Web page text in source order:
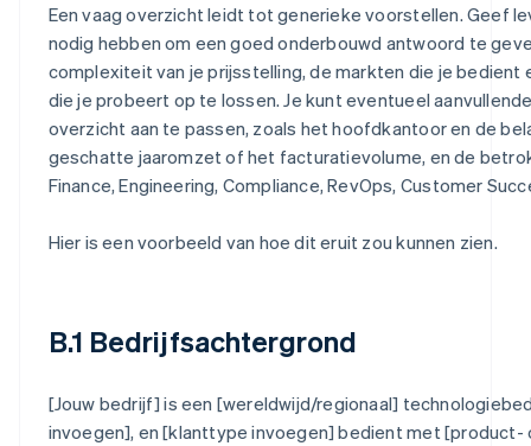
Een vaag overzicht leidt tot generieke voorstellen. Geef
nodig hebben om een goed onderbouwd antwoord te
complexiteit van je prijsstelling, de markten die je
die je probeert op te lossen. Je kunt eventueel
overzicht aan te passen, zoals het hoofdkantoor en de
geschatte jaaromzet of het facturatievolume, en de
Finance, Engineering, Compliance, RevOps, Customer
Hier is een voorbeeld van hoe dit eruit zou kunnen zien.
B.1 Bedrijfsachtergrond
[Jouw bedrijf] is een [wereldwijd/regionaal]
invoegen], en [klanttype invoegen] bedient met [product-